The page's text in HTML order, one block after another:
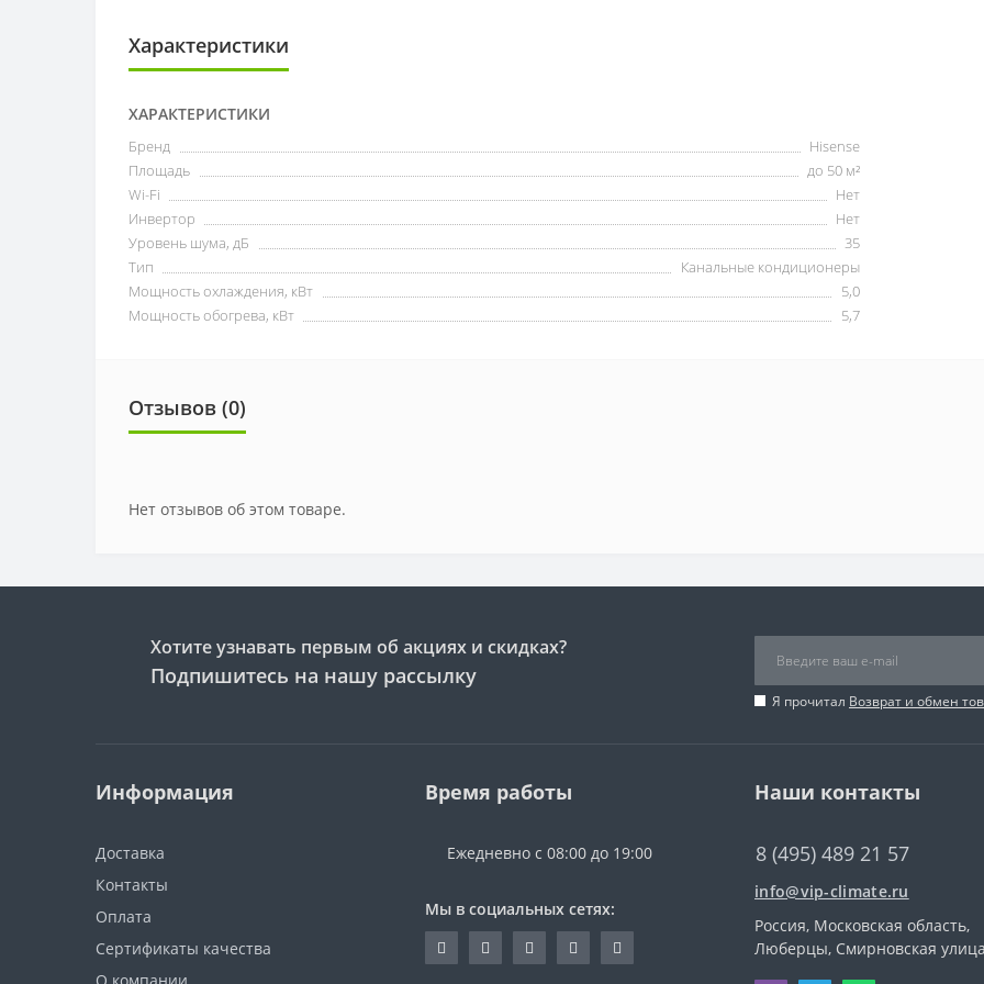
Характеристики
ХАРАКТЕРИСТИКИ
Бренд
Hisense
Площадь
до 50 м²
Wi-Fi
Нет
Инвертор
Нет
Уровень шума, дБ
35
Тип
Канальные кондиционеры
Мощность охлаждения, кВт
5,0
Мощность обогрева, кВт
5,7
Отзывов (0)
Нет отзывов об этом товаре.
Хотите узнавать первым об акциях и скидках?
Подпишитесь на нашу рассылку
Я прочитал Возврат и обмен
Информация
Доставка
Контакты
Оплата
Сертификаты качества
О компании
Время работы
Ежедневно с 08:00 до 19:00
Мы в социальных сетях:
Наши контакты
8 (495) 489 21 57
info@vip-climate.ru
Россия, Московская область,
Люберцы, Смирновская